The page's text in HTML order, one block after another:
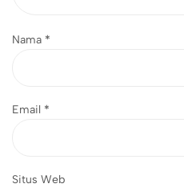
Nama *
Email *
Situs Web